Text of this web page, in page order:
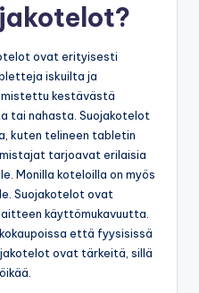
ovat erityisesti
iskuilta ja
kestävästä
tai nahasta. Suojakotelot
kuten telineen tabletin
tarjoavat erilaisia
Monilla koteloilla on myös
Suojakotelot ovat
käyttömukavuutta.
että fyysisissä
ovat tärkeitä, sillä